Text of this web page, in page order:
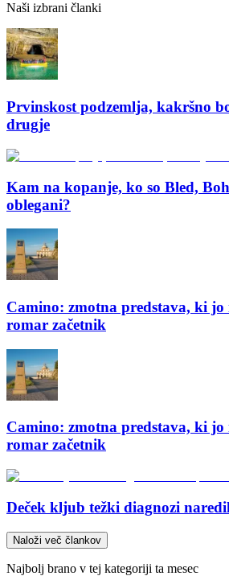
Naši izbrani članki
Prvinskost podzemlja, kakršno
drugje
Kam na kopanje, ko so Bled,
oblegani?
Camino: zmotna predstava, ki
romar začetnik
Camino: zmotna predstava, ki
romar začetnik
Deček kljub težki diagnozi
Naloži več člankov
Najbolj brano v tej kategoriji ta mesec